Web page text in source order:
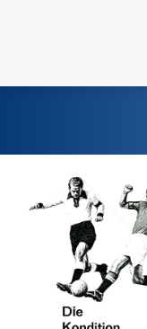
Einst und Heute
Konzerne